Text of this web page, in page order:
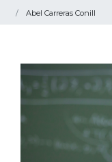
Abel Carreras Conill